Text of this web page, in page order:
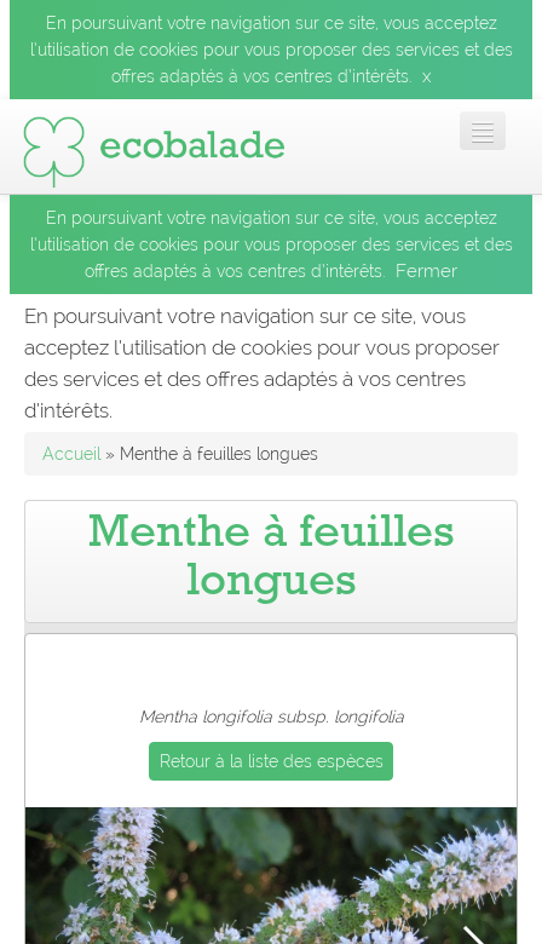
En poursuivant votre navigation sur ce site, vous acceptez
l’utilisation de cookies pour vous proposer des services et des
offres adaptés à vos centres d’intérêts.
x
Accueil
Les balades
Les espèces
Le blog
En poursuivant votre navigation sur ce site, vous acceptez
l’utilisation de cookies pour vous proposer des services et des
offres adaptés à vos centres d’intérêts.
Fermer
En poursuivant votre navigation sur ce site, vous
acceptez l’utilisation de cookies pour vous proposer
des services et des offres adaptés à vos centres
d’intérêts.
Accueil » Menthe à feuilles longues
Menthe à feuilles
longues
Mentha longifolia subsp. longifolia
Retour à la liste des espèces